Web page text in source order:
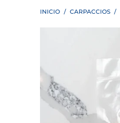
INICIO / CARPACCIOS /